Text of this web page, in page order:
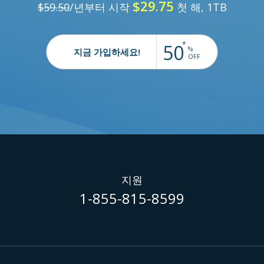
$59.50/년부터 시작 $29.75 첫 해, 1TB
지금 가입하세요! 50* %
OFF
지원
1-855-815-8599